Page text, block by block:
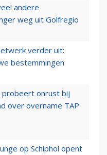
andere
weg uit Golfregio
verder uit:
bestemmingen
probeert onrust bij
over overname TAP
op Schiphol opent